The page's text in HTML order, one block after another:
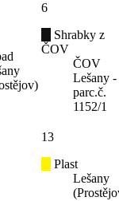
6
Shrabky z
ČOV
ČOV
Lešany -
parc.č.
1152/1
13
Plast
Lešany